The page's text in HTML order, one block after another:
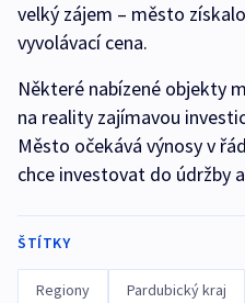
velký zájem – město
vyvolávací cena.
Některé nabízené objekty
na reality zajímavou
Město očekává výnosy v
chce investovat do údržby
ŠTÍTKY
Regiony Pardubický kraj